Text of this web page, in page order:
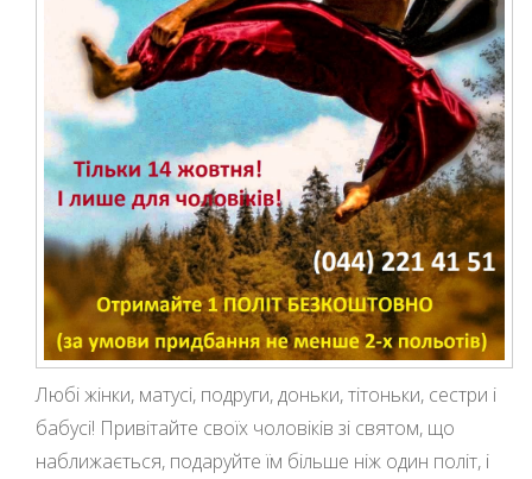
Любі жінки, матусі, подруги, доньки, тітоньки, сестри і
бабусі! Привітайте своїх чоловіків зі святом, що
наближається, подаруйте їм більше ніж один політ, і